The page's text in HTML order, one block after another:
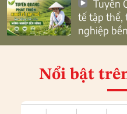
tế tập thể,
nghiệp
Nổi bật